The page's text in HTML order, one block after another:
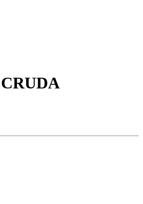
CRUDA